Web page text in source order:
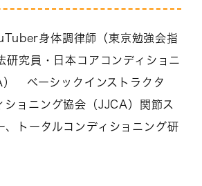
身体調律師（東京勉強会指
研究員・日本コアコンディショニ
） ベーシックインストラクタ
ショニング協会（JJCA）関節ス
、トータルコンディショニング研